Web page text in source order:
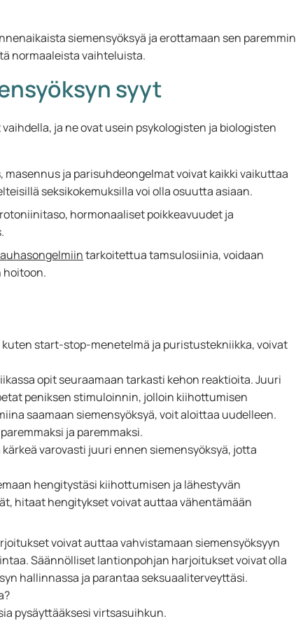
siemensyöksyä ja erottamaan sen paremmin
normaaleista vaihteluista.
syyt
ja ne ovat usein psykologisten ja biologisten
masennus ja parisuhdeongelmat voivat kaikki vaikuttaa
seksikokemuksilla voi olla osuutta asiaan.
hormonaaliset poikkeavuudet ja
tarkoitettua tamsulosiinia, voidaan
hoitoon.
start-stop-menetelmä ja puristustekniikka, voivat
opit seuraamaan tarkasti kehon reaktioita. Juuri
peniksen stimuloinnin, jolloin kiihottumisen
saamaan siemensyöksyä, voit aloittaa uudelleen.
ja paremmaksi.
varovasti juuri ennen siemensyöksyä, jotta
hengitystäsi kiihottumisen ja lähestyvän
hitaat hengitykset voivat auttaa vähentämään
voivat auttaa vahvistamaan siemensyöksyyn
Säännölliset lantionpohjan harjoitukset voivat olla
hallinnassa ja parantaa seksuaaliterveyttäsi.
pysäyttääksesi virtsasuihkun.